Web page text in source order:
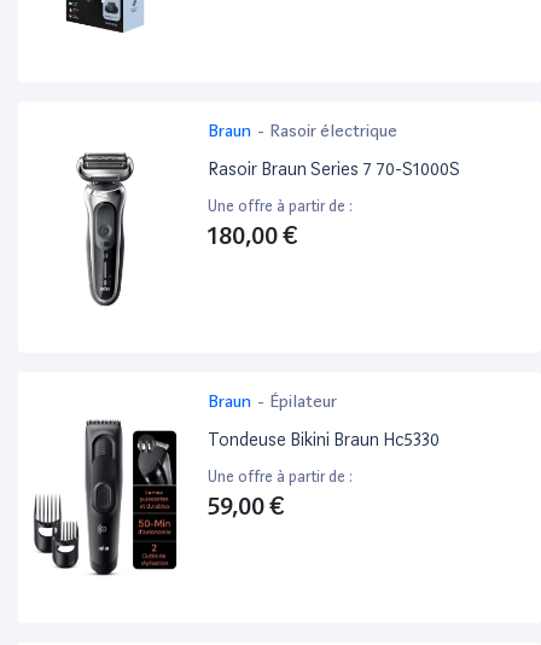
Braun - Rasoir électrique
Rasoir Braun Series 7 70-S1000S
Une offre à partir de :
180,00 €
Braun - Épilateur
Tondeuse Bikini Braun Hc5330
Une offre à partir de :
59,00 €